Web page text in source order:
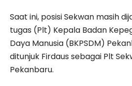
Saat ini, posisi Sekwan masih
tugas (Plt) Kepala Badan
Daya Manusia (BKPSDM)
ditunjuk Firdaus sebagai Plt
Pekanbaru.